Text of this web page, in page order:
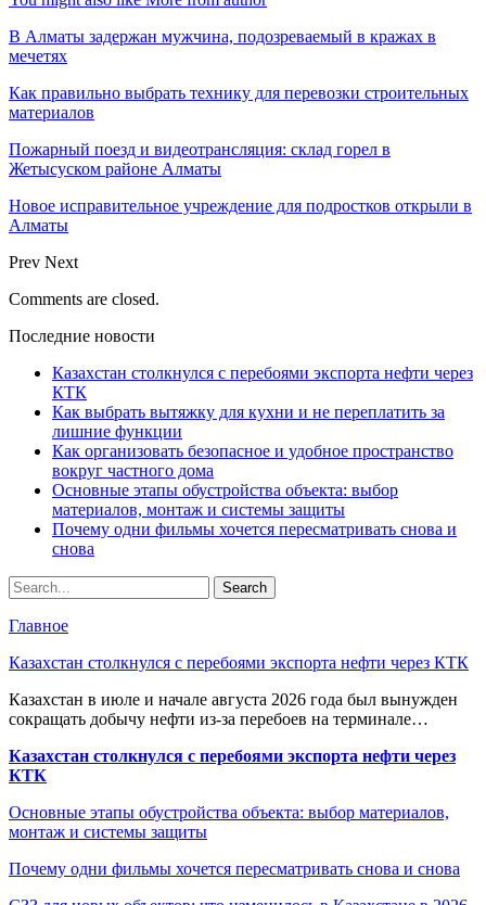
В Алматы задержан мужчина, подозреваемый в кражах в
мечетях
Как правильно выбрать технику для перевозки строительных
материалов
Пожарный поезд и видеотрансляция: склад горел в
Жетысуском районе Алматы
Новое исправительное учреждение для подростков открыли в
Алматы
Prev Next
Comments are closed.
Последние новости
Казахстан столкнулся с перебоями экспорта нефти через
КТК
Как выбрать вытяжку для кухни и не переплатить за
лишние функции
Как организовать безопасное и удобное пространство
вокруг частного дома
Основные этапы обустройства объекта: выбор
материалов, монтаж и системы защиты
Почему одни фильмы хочется пересматривать снова и
снова
Главное
Казахстан столкнулся с перебоями экспорта нефти через КТК
Казахстан в июле и начале августа 2026 года был вынужден
сокращать добычу нефти из-за перебоев на терминале…
Казахстан столкнулся с перебоями экспорта нефти через
КТК
Основные этапы обустройства объекта: выбор материалов,
монтаж и системы защиты
Почему одни фильмы хочется пересматривать снова и снова